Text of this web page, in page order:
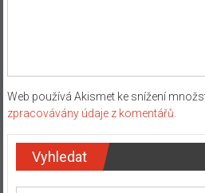
Web používá Akismet ke snížení
zpracovávány údaje z komentářů.
Vyhledat